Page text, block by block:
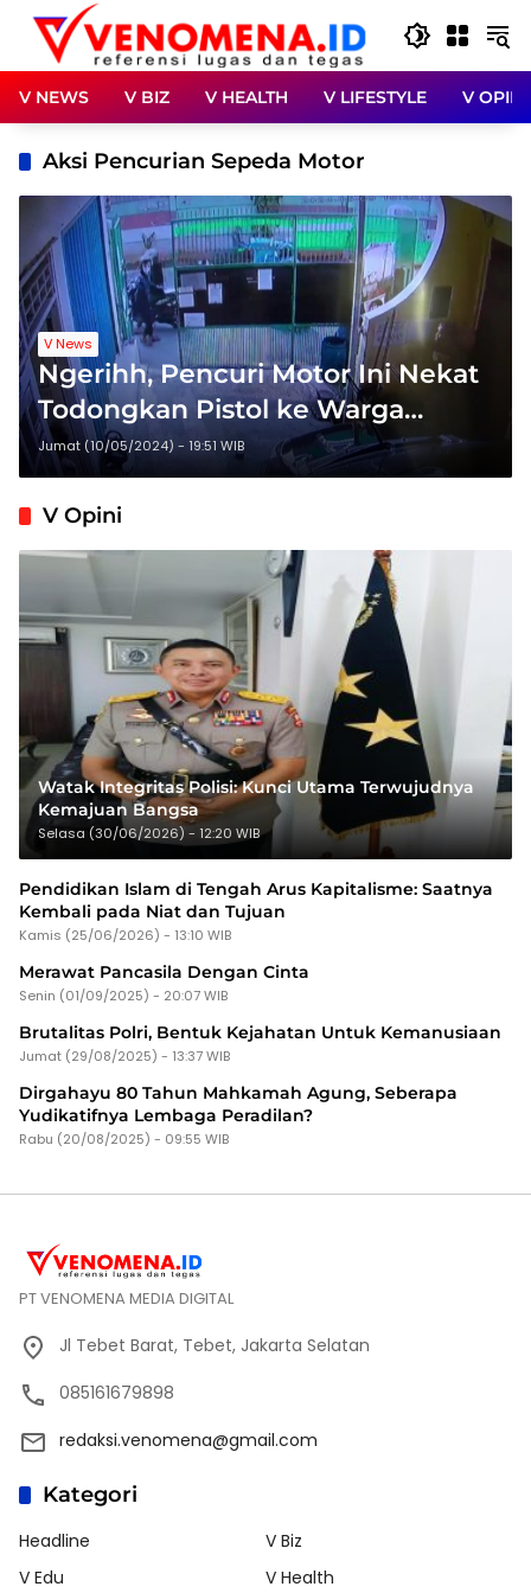
Langsung
konten
V NEWS V BIZ V HEALTH V LIFESTYLE V OPINI
Aksi Pencurian Sepeda Motor
V News
Ngerihh, Pencuri Motor Ini Nekat
Todongkan Pistol ke Warga
Cikarang
Jumat (10/05/2024) - 19:51 WIB
V Opini
Watak Integritas Polisi: Kunci Utama Terwujudnya
Kemajuan Bangsa
Selasa (30/06/2026) - 12:20 WIB
Pendidikan Islam di Tengah Arus Kapitalisme: Saatnya
Kembali pada Niat dan Tujuan
Kamis (25/06/2026) - 13:10 WIB
Merawat Pancasila Dengan Cinta
Senin (01/09/2025) - 20:07 WIB
Brutalitas Polri, Bentuk Kejahatan Untuk Kemanusiaan
Jumat (29/08/2025) - 13:37 WIB
Dirgahayu 80 Tahun Mahkamah Agung, Seberapa
Yudikatifnya Lembaga Peradilan?
Rabu (20/08/2025) - 09:55 WIB
PT VENOMENA MEDIA DIGITAL
Jl Tebet Barat, Tebet, Jakarta Selatan
085161679898
redaksi.venomena@gmail.com
Kategori
Headline
V Biz
V Edu
V Health